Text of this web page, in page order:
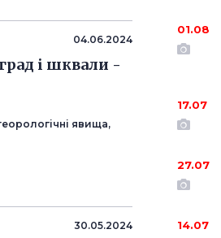
04.06.2024
і шквали -
явища,
30.05.2024
01.08
17.07
27.07
14.07